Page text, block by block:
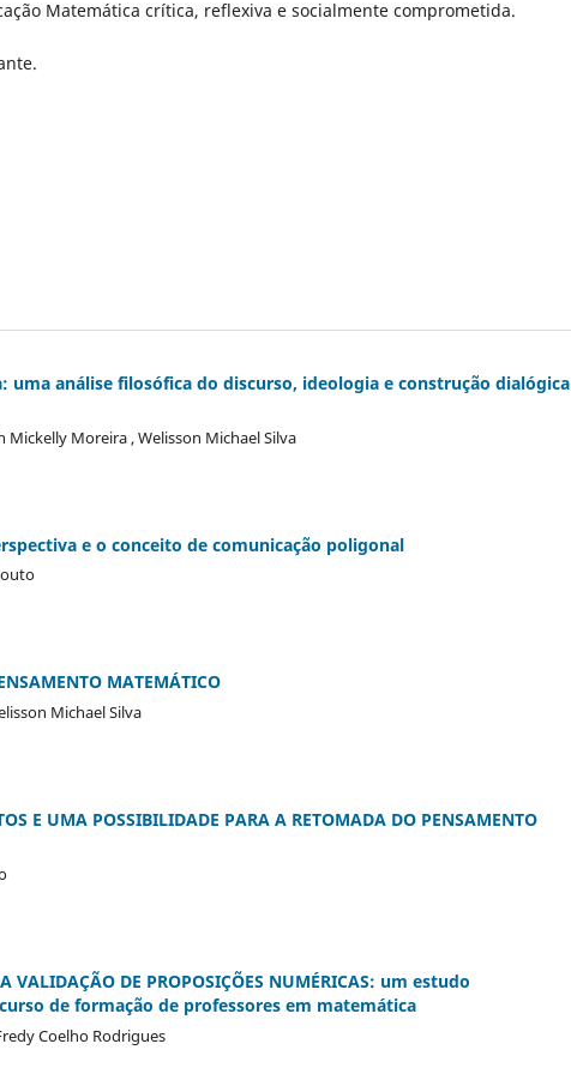
Matemática crítica, reflexiva e socialmente comprometida.
uma análise filosófica do discurso, ideologia e construção dialógica
Mickelly Moreira , Welisson Michael Silva
e o conceito de comunicação poligonal
MATEMÁTICO
Michael Silva
E UMA POSSIBILIDADE PARA A RETOMADA DO PENSAMENTO
VALIDAÇÃO DE PROPOSIÇÕES NUMÉRICAS: um estudo
de formação de professores em matemática
Coelho Rodrigues